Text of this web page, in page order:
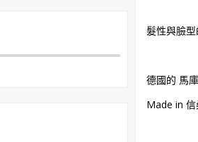
髮性與臉
德國的 馬
Made in 信